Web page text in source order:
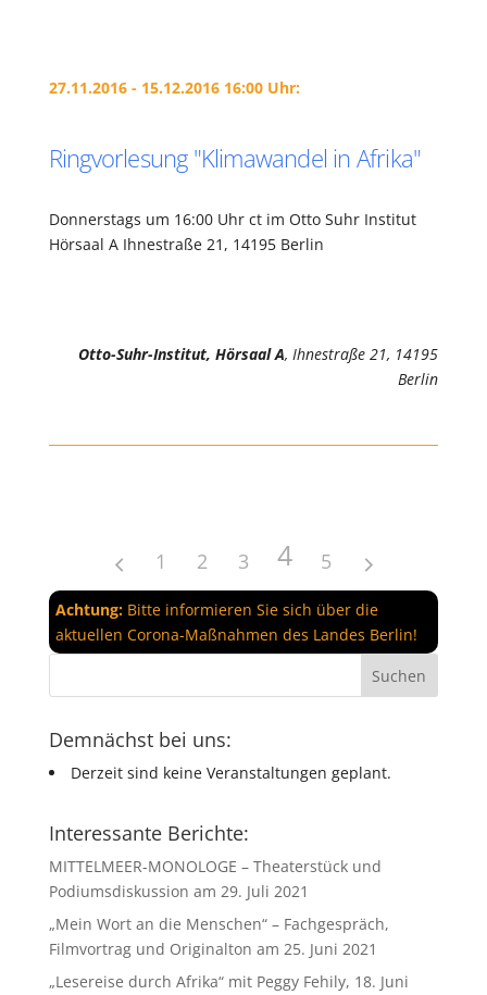
27.11.2016 - 15.12.2016 16:00 Uhr:
Ringvorlesung "Klimawandel in Afrika"
Donnerstags um 16:00 Uhr ct im Otto Suhr Institut
Hörsaal A Ihnestraße 21, 14195 Berlin
Otto-Suhr-Institut, Hörsaal A, Ihnestraße 21, 14195
Berlin
1 2 3 4 5
Achtung:Bitte informieren Sie sich über die
aktuellen Corona-Maßnahmen des Landes Berlin!
Demnächst bei uns:
Derzeit sind keine Veranstaltungen geplant.
Interessante Berichte:
MITTELMEER-MONOLOGE – Theaterstück und
Podiumsdiskussion am 29. Juli 2021
„Mein Wort an die Menschen“ – Fachgespräch,
Filmvortrag und Originalton am 25. Juni 2021
„Lesereise durch Afrika“ mit Peggy Fehily, 18. Juni